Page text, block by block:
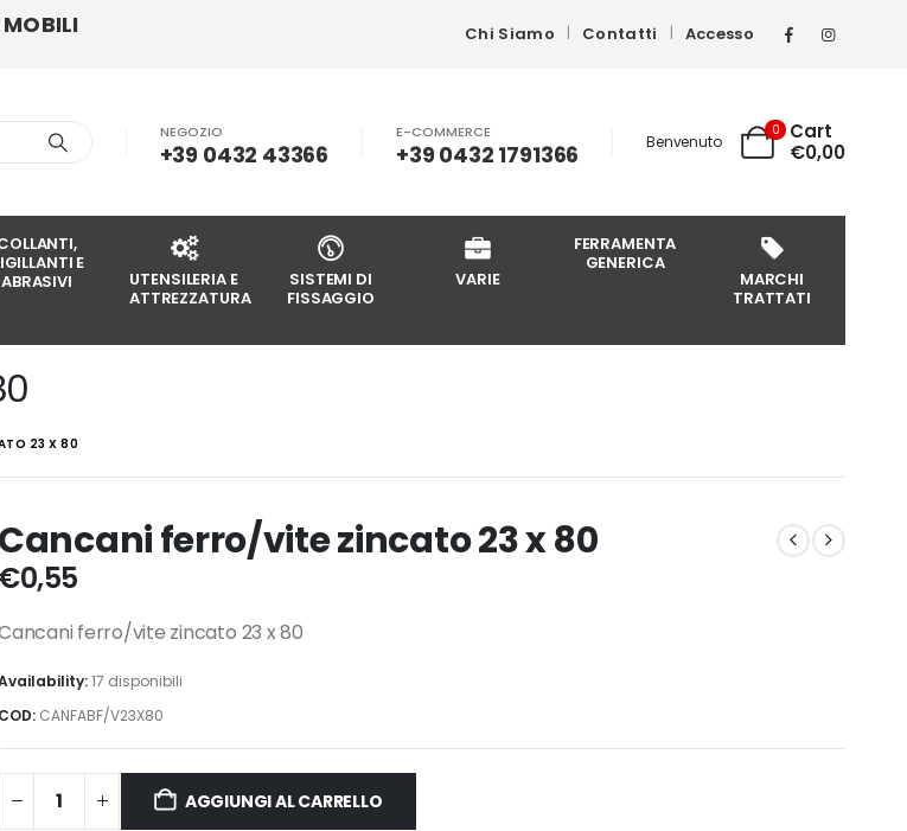
MOBILI Chi Siamo Contatti Accesso
NEGOZIO
+39 0432 43366
E-COMMERCE
+39 0432 1791366 Benvenuto
0
Cart
€0,00
E
ABRASIVI
UTENSILERIA E
ATTREZZATURA
SISTEMI DI
FISSAGGIO
VARIE
FERRAMENTA
GENERICA
MARCHI
TRATTATI
23 X 80
Cancani ferro/vite zincato 23 x 80
€0,55
ferro/vite zincato 23 x 80
17 disponibili
COD: CANFABF/V23X80
AGGIUNGI AL CARRELLO